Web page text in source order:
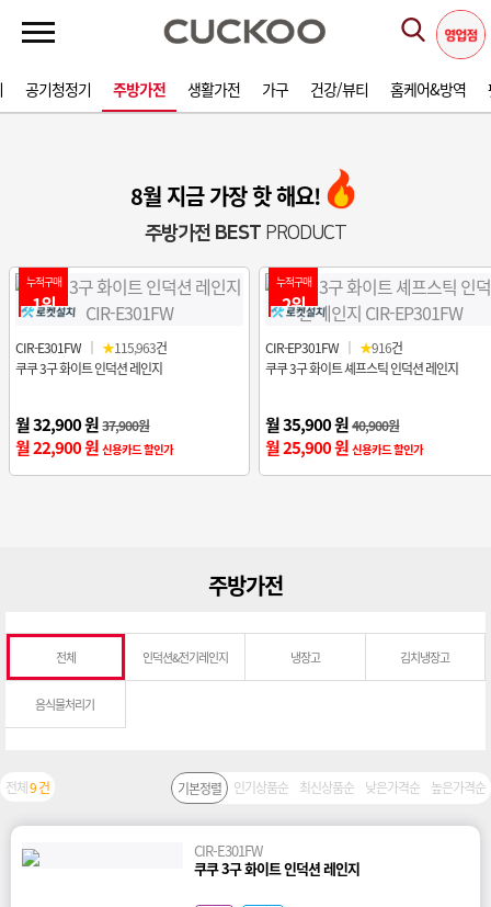
공기청정기 주방가전 생활가전 가구 건강/뷰티 홈케어&방역
8월 지금 가장 핫 해요!
주방가전 BEST PRODUCT
누적구매
1위
CIR-E301FW ｜ ★115,963건
쿠쿠 3구 화이트 인덕션 레인지
월 32,900 원 37,900원
월 22,900 원신용카드 할인가
누적구매
2위
CIR-EP301FW ｜ ★916건
쿠쿠 3구 화이트 셰프스틱 인덕션 레인지
월 35,900 원 40,900원
월 25,900 원신용카드 할인가
주방가전
전체 인덕션&전기레인지 냉장고 김치냉장고
음식물처리기
전체9 건 기본정렬 인기상품순 최신상품순 낮은가격순 높은가격순
CIR-E301FW
쿠쿠 3구 화이트 인덕션 레인지